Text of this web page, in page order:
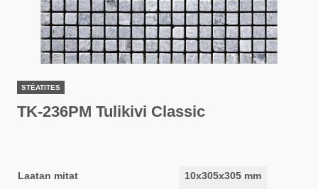
STÉATITES
TK-236PM Tulikivi Classic
Laatan mitat
10x305x305 mm